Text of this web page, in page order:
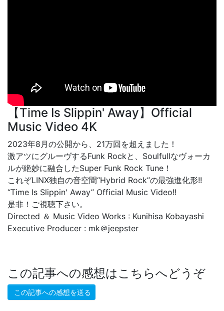
【Time Is Slippin' Away】Official
Music Video 4K
2023年8月の公開から、21万回を超えました！
激アツにグルーヴするFunk Rockと、Soulfullなヴォーカ
ルが絶妙に融合したSuper Funk Rock Tune！
これぞLINX独自の音空間“Hybrid Rock”の最強進化形!!
“Time Is Slippin' Away” Official Music Video!!
是非！ご視聴下さい。
Directed ＆ Music Video Works : Kunihisa Kobayashi
Executive Producer : mk＠jeepster
この記事への感想はこちらへどうぞ
この記事への感想を送る